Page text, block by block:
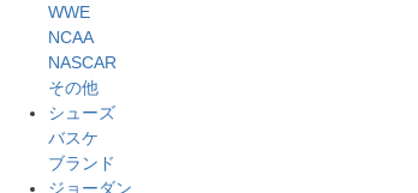
WWE
NCAA
NASCAR
その他
シューズ
バスケ
ブランド
ジョーダン